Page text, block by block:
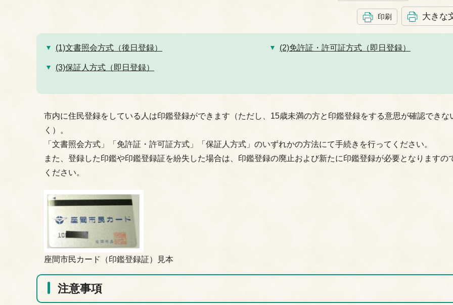
印刷 大きな
(1)文書照会方式（後日登録） (2)免許証・許可証方式（即日登録）
(3)保証人方式（即日登録）
市内に住民登録をしている人は印鑑登録ができます（ただし、15歳未満の方と印鑑登録をする意思が確認できな
く）。
「文書照会方式」「免許証・許可証方式」「保証人方式」のいずれかの方法にて手続きを行ってください。
また、登録した印鑑や印鑑登録証を紛失した場合は、印鑑登録の廃止および新たに印鑑登録が必要となりますの
ください。
座間市民カード（印鑑登録証）見本
注意事項